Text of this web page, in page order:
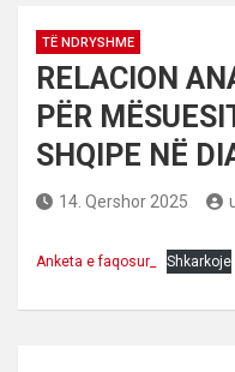
TË NDRYSHME
RELACION
PËR
SHQIPE NË
14. Qershor 2025
Anketa e faqosur_ Shkarkoje